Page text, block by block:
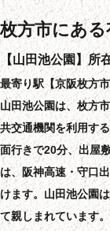
枚方市にあ
【山田池公園】所
最寄り駅【京阪枚方
山田池公園は、枚方
共交通機関を利用す
面行きで20分、出屋
は、阪神高速・守口
けます。山田池公園
て親しまれています